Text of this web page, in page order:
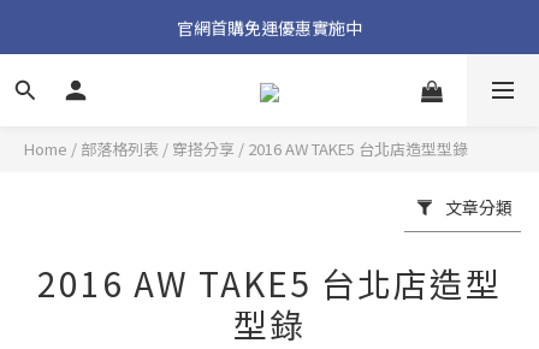
加入官方 LINE 獲取隱藏好禮
官網首購免運優惠實施中
加入官方 LINE 獲取隱藏好禮
Home / 部落格列表 / 穿搭分享 / 2016 AW TAKE5 台北店造型型錄
文章分類
2016 AW TAKE5 台北店造型
型錄